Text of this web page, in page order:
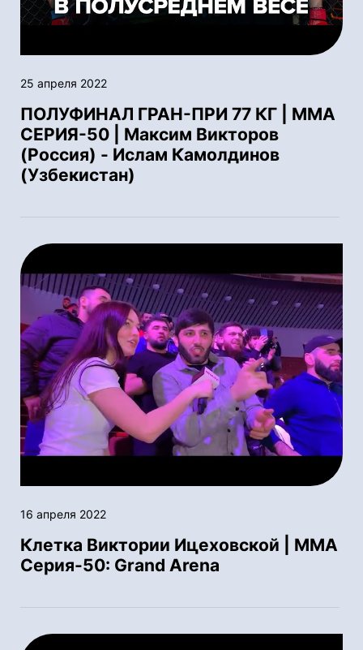
25 апреля 2022
ПОЛУФИНАЛ ГРАН-ПРИ 77 КГ | ММА
СЕРИЯ-50 | Максим Викторов
(Россия) - Ислам Камолдинов
(Узбекистан)
16 апреля 2022
Клетка Виктории Ицеховской | ММА
Серия-50: Grand Arena